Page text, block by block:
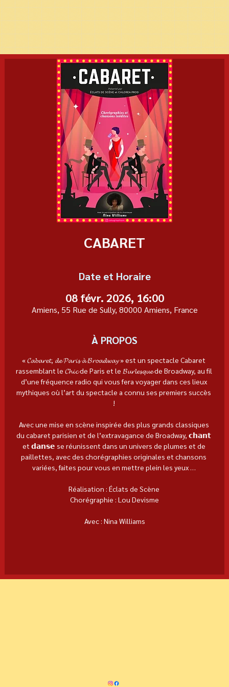
CABARET
Date et Horaire
08 févr. 2026, 16:00
Amiens, 55 Rue de Sully, 80000 Amiens, France
À PROPOS
« 𝓒𝓪𝓫𝓪𝓻𝓮𝓽, 𝓭𝓮 𝓟𝓪𝓻𝓲𝓼 𝓪̀ 𝓑𝓻𝓸𝓪𝓭𝔀𝓪𝔂 » est un spectacle Cabaret
rassemblant le 𝓒𝓱𝓲𝓬 de Paris et le 𝓑𝓾𝓻𝓵𝓮𝓼𝓺𝓾𝓮 de Broadway, au fil
d’une fréquence radio qui vous fera voyager dans ces lieux
mythiques où l’art du spectacle a connu ses premiers succès
!
Avec une mise en scène inspirée des plus grands classiques
du cabaret parisien et de l’extravagance de Broadway, 𝗰𝗵𝗮𝗻𝘁
et 𝗱𝗮𝗻𝘀𝗲 se réunissent dans un univers de plumes et de
paillettes, avec des chorégraphies originales et chansons
variées, faites pour vous en mettre plein les yeux …
Réalisation : Éclats de Scène
Chorégraphie : Lou Devisme
Avec : Nina Williams